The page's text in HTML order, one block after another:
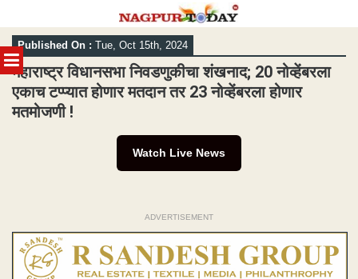
MENU
Skip
to
content
Published On : Tue, Oct 15th, 2024
महाराष्ट्र विधानसभा निवडणुकीचा शंखनाद; 20 नोव्हेंबरला
एकाच टप्प्यात होणार मतदान तर 23 नोव्हेंबरला होणार
मतमोजणी !
Watch Live News
ADVERTISEMENT